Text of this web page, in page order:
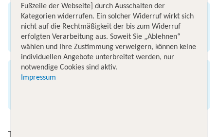
Flugzeit
3 Stunden 5 Minuten
Entfernung
Top Angebote von Stuttgart nach Ankara / Esenboga
Fußzeile der Webseite] durch Ausschalten der
Kategorien widerrufen. Ein solcher Widerruf wirkt sich
nicht auf die Rechtmäßigkeit der bis zum Widerruf
erfolgten Verarbeitung aus. Soweit Sie „Ablehnen“
wählen und Ihre Zustimmung verweigern, können keine
individuellen Angebote unterbreitet werden, nur
notwendige Cookies sind aktiv.
Impressum